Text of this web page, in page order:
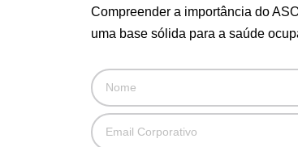
Compreender a importância do
uma base sólida para a saúde